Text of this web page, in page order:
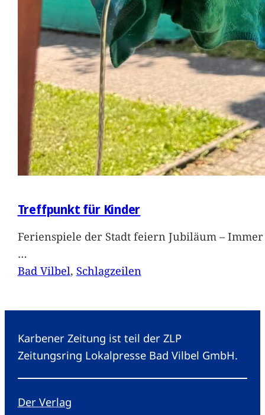
Treffpunkt für Kinder
Ferienspiele der Stadt feiern Jubiläum –
…
Bad Vilbel, Schlagzeilen
Karbener Zeitung ist teil der ZLP
Zeitungsring Lokalpresse Bad Vilbel GmbH.
Der Verlag